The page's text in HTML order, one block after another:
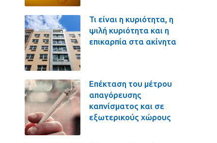
Τι είναι η κυριότητα, η
ψιλή κυριότητα και η
επικαρπία στα ακίνητα
Επέκταση του μέτρου
απαγόρευσης
καπνίσματος και σε
εξωτερικούς χώρους